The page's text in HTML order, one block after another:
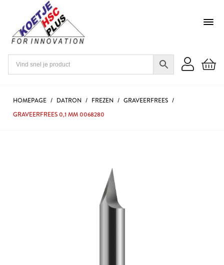
HOMEPAGE / DATRON / FREZEN / GRAVEERFREES /
GRAVEERFREES 0,1 MM 0068280